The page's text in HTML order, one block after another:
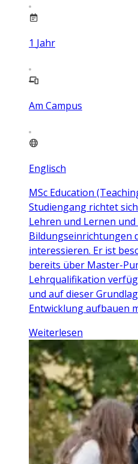
1 Jahr
Am Campus
Englisch
MSc Education
Studiengang richtet
Lehren und Lernen
Bildungseinrichtungen
interessieren. Er ist
bereits über Master-
Lehrqualifikation
und auf dieser
Entwicklung aufbauen
Weiterlesen